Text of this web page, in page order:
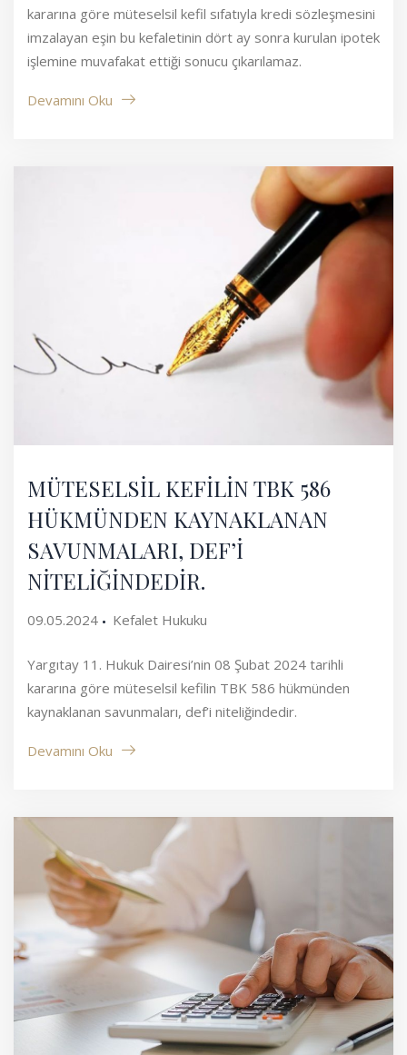
kararına göre müteselsil kefil sıfatıyla kredi sözleşmesini
imzalayan eşin bu kefaletinin dört ay sonra kurulan ipotek
işlemine muvafakat ettiği sonucu çıkarılamaz.
Devamını Oku
MÜTESELSİL KEFİLİN TBK 586
HÜKMÜNDEN KAYNAKLANAN
SAVUNMALARI, DEF’İ
NİTELİĞİNDEDİR.
09.05.2024 Kefalet Hukuku
Yargıtay 11. Hukuk Dairesi’nin 08 Şubat 2024 tarihli
kararına göre müteselsil kefilin TBK 586 hükmünden
kaynaklanan savunmaları, def’i niteliğindedir.
Devamını Oku